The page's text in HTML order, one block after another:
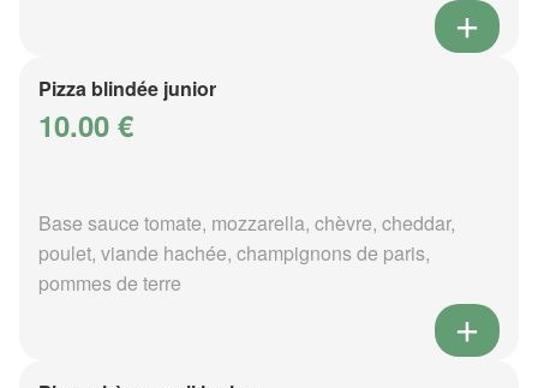
Pizza blindée junior
10.00 €
Base sauce tomate, mozzarella, chèvre, cheddar,
poulet, viande hachée, champignons de paris,
pommes de terre